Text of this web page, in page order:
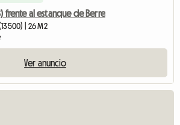
frente al estanque de Berre
| 26 M2
Ver anuncio